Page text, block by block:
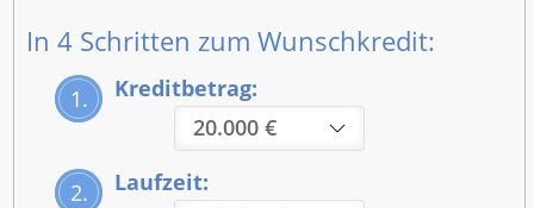
In 4 Schritten zum Wunschkredit:
1. Kreditbetrag:
2. Laufzeit: